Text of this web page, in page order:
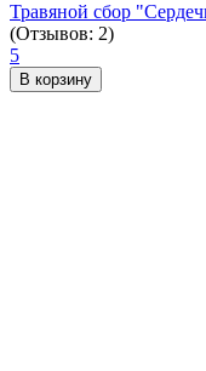
Травяной сбор
(Отзывов: 2)
5
В корзину